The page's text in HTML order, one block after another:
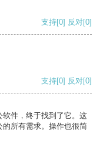
支持[0] 反对[0]
支持[0] 反对[0]
件，终于找到了它。这
所有需求。操作也很简